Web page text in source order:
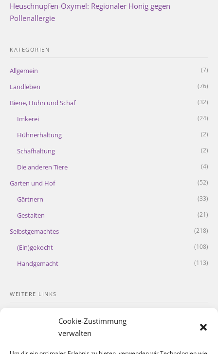
Cookie-Zustimmung
verwalten
Heuschnupfen-Oxymel: Regionaler Honig gegen
Pollenallergie
KATEGORIEN
Allgemein (7)
Landleben (76)
Biene, Huhn und Schaf (32)
Imkerei (24)
Hühnerhaltung (2)
Schafhaltung (2)
Die anderen Tiere (4)
Garten und Hof (52)
Gärtnern (33)
Gestalten (21)
Selbstgemachtes (218)
(Ein)gekocht (108)
Handgemacht (113)
WEITERE LINKS